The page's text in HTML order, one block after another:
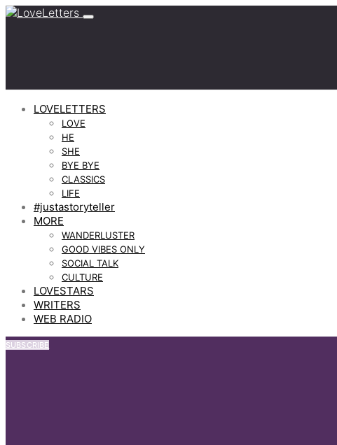
LOVELETTERS
LOVE
HE
SHE
BYE BYE
CLASSICS
LIFE
#justastoryteller
MORE
WANDERLUSTER
GOOD VIBES ONLY
SOCIAL TALK
CULTURE
LOVESTARS
WRITERS
WEB RADIO
SUBSCRIBE